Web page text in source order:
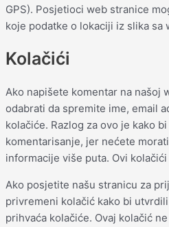
GPS). Posjetioci web stranice
koje podatke o lokaciji iz slika sa
Kolačići
Ako napišete komentar na našoj
odabrati da spremite ime, email
kolačiće. Razlog za ovo je kako
komentarisanje, jer nećete
informacije više puta. Ovi
Ako posjetite našu stranicu za
privremeni kolačić kako bi
prihvaća kolačiće. Ovaj kolačić